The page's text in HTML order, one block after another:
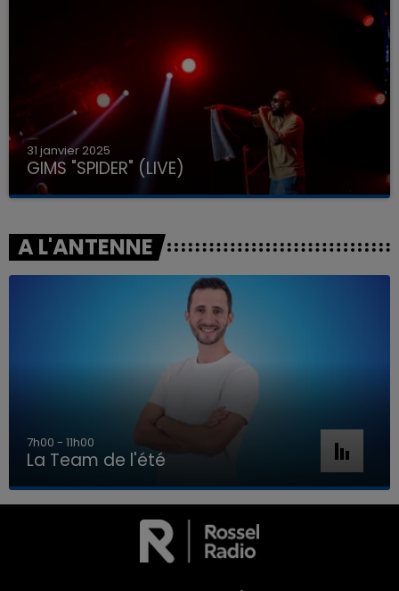
LA TEAM DE L'ÉTÉ
31 janvier 2025
GIMS "SPIDER" (LIVE)
A L'ANTENNE
7h00 - 11h00
La Team de l'été